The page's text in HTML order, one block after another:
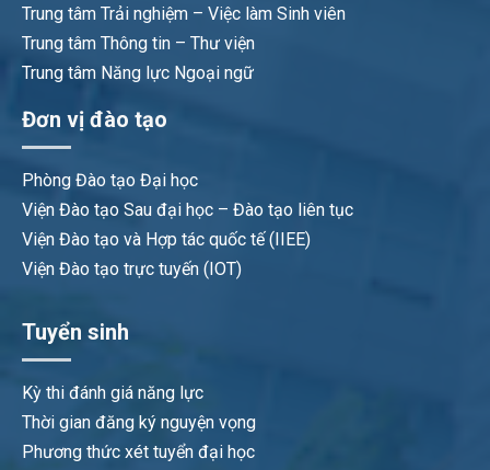
Trung tâm Trải nghiệm – Việc làm Sinh viên
Trung tâm Thông tin – Thư viện
Trung tâm Năng lực Ngoại ngữ
Đơn vị đào tạo
Phòng Đào tạo Đại học
Viện Đào tạo Sau đại học – Đào tạo liên tục
Viện Đào tạo và Hợp tác quốc tế (IIEE)
Viện Đào tạo trực tuyến (IOT)
Tuyển sinh
Kỳ thi đánh giá năng lực
Thời gian đăng ký nguyện vọng
Phương thức xét tuyển đại học